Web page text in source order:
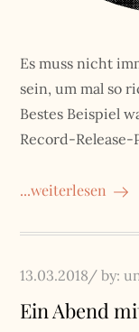
Es muss nicht
sein, um mal so
Bestes Beispiel
Record-
...weiterlesen
Posted
on
13.03.2018 by:
Ein Abend